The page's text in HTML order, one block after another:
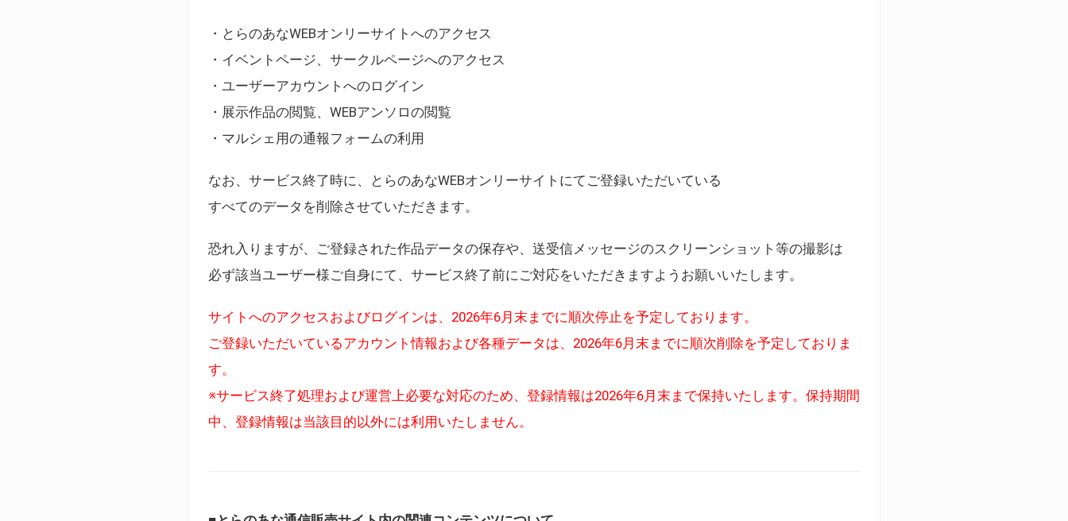
・とらのあなWEBオンリーサイトへのアクセス
・イベントページ、サークルページへのアクセス
・ユーザーアカウントへのログイン
・展示作品の閲覧、WEBアンソロの閲覧
・マルシェ用の通報フォームの利用
なお、サービス終了時に、とらのあなWEBオンリーサイトにてご登録いただいている
すべてのデータを削除させていただきます。
恐れ入りますが、ご登録された作品データの保存や、送受信メッセージのスクリーンショット等の撮影は
必ず該当ユーザー様ご自身にて、サービス終了前にご対応をいただきますようお願いいたします。
サイトへのアクセスおよびログインは、2026年6月末までに順次停止を予定しております。
ご登録いただいているアカウント情報および各種データは、2026年6月末までに順次削除を予定しておりま
す。
※サービス終了処理および運営上必要な対応のため、登録情報は2026年6月末まで保持いたします。保持期間
中、登録情報は当該目的以外には利用いたしません。